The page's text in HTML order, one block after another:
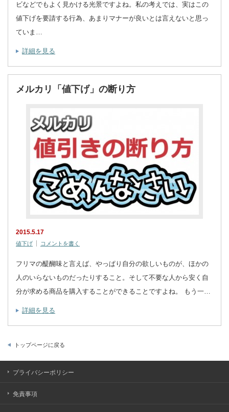
ビなどでもよく見かける光景ですよね。私の考えでは、実はこの
値下げを要請する行為、あまりマナーが良いとは言えないと思っ
ていま…
詳細を見る
メルカリ「値下げ」の断り方
2015.5.17
値下げ コメントを書く
フリマの醍醐味と言えば、やっぱり自分の欲しいものが、ほかの
人のいらないものだったりすること。そして不要な人から安く自
分が求める商品を購入することができることですよね。 もう一…
詳細を見る
トップページに戻る
プライバシーポリシー
免責事項